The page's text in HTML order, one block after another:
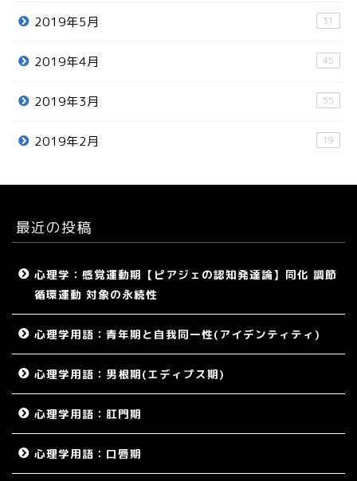
2019年5月 31
2019年4月 45
2019年3月 55
2019年2月 19
最近の投稿
心理学：感覚運動期【ピアジェの認知発達論】同化 調節
循環運動 対象の永続性
心理学用語：青年期と自我同一性(アイデンティティ)
心理学用語：男根期(エディプス期)
心理学用語：肛門期
心理学用語：口唇期